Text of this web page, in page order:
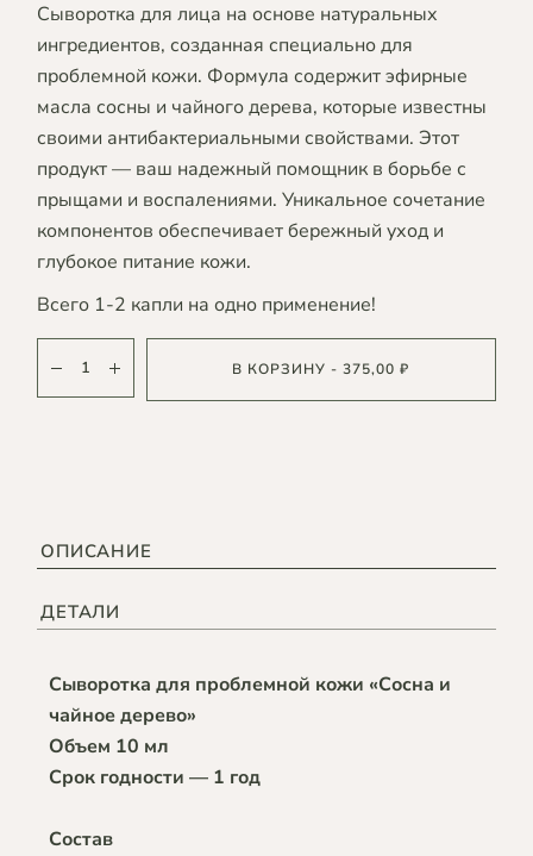
Сыворотка для лица на основе натуральных
ингредиентов, созданная специально для
проблемной кожи. Формула содержит эфирные
масла сосны и чайного дерева, которые известны
своими антибактериальными свойствами. Этот
продукт — ваш надежный помощник в борьбе с
прыщами и воспалениями. Уникальное сочетание
компонентов обеспечивает бережный уход и
глубокое питание кожи.
Всего 1-2 капли на одно применение!
В КОРЗИНУ - 375,00 ₽
ОПИСАНИЕ
ДЕТАЛИ
Сыворотка для проблемной кожи «Сосна и
чайное дерево»
Объем 10 мл
Срок годности — 1 год
Состав